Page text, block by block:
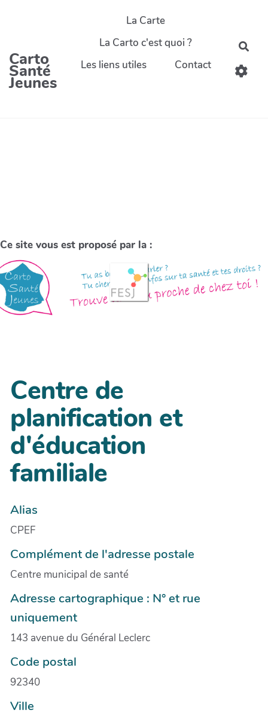
Carto
Santé
Jeunes
La Carte
La Carto c'est quoi ?
Les liens utiles
Contact
Ce site vous est proposé par la :
Centre de
planification et
d'éducation
familiale
Alias
CPEF
Complément de l'adresse postale
Centre municipal de santé
Adresse cartographique : N° et rue
uniquement
143 avenue du Général Leclerc
Code postal
92340
Ville